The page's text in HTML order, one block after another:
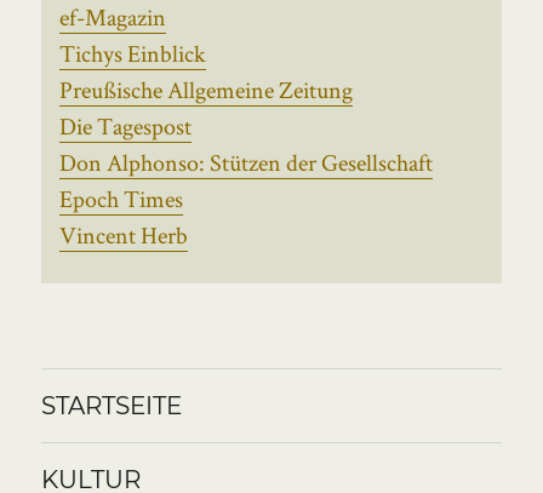
ef-Magazin
Tichys Einblick
Preußische Allgemeine Zeitung
Die Tagespost
Don Alphonso: Stützen der Gesellschaft
Epoch Times
Vincent Herb
STARTSEITE
KULTUR